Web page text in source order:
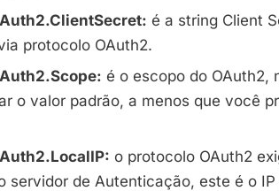
ClientSecret: é a string Client
protocolo OAuth2.
é o escopo do OAuth2,
o valor padrão, a menos que você
LocalIP: o protocolo OAuth2
servidor de Autenticação, este é o IP